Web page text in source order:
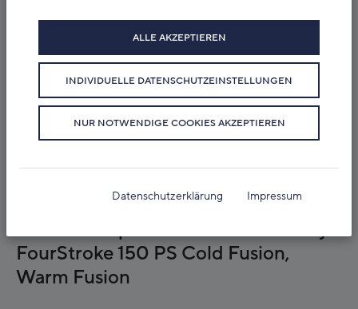
10. September 2024
Neue Farboptionen für den Mercury
FourStroke 150 PS Cold Fusion,
Warm Fusion
ALLE AKZEPTIEREN
INDIVIDUELLE DATENSCHUTZEINSTELLUNGEN
NUR NOTWENDIGE COOKIES AKZEPTIEREN
Datenschutzerklärung Impressum